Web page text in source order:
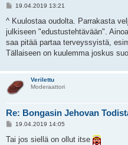
V
e
t
i
19.04.2019 13:21
^ Kuulostaa oudolta. Parrakasta
julkiseen "edustustehtävään".
saa pitää partaa terveyssyistä,
Tällaiseen on kuulemma joskus
Verilettu
Moderaattori
Re: Bongasin Jehovan
V
e
19.04.2019 14:05
Tai jos siellä on ollut itse